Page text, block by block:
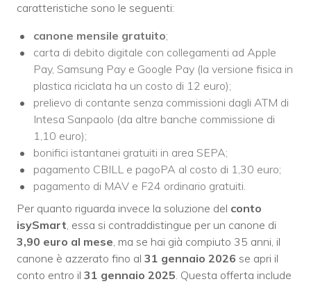
caratteristiche sono le seguenti:
canone mensile gratuito;
carta di debito digitale con collegamenti ad Apple
Pay, Samsung Pay e Google Pay (la versione fisica in
plastica riciclata ha un costo di 12 euro);
prelievo di contante senza commissioni dagli ATM di
Intesa Sanpaolo (da altre banche commissione di
1,10 euro);
bonifici istantanei gratuiti in area SEPA;
pagamento CBILL e pagoPA al costo di 1,30 euro;
pagamento di MAV e F24 ordinario gratuiti.
Per quanto riguarda invece la soluzione del conto
isySmart, essa si contraddistingue per un canone di
3,90 euro al mese, ma se hai già compiuto 35 anni, il
canone è azzerato fino al 31 gennaio 2026 se apri il
conto entro il 31 gennaio 2025. Questa offerta include